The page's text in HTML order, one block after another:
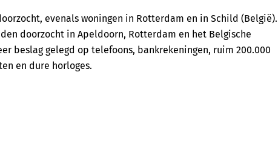
evenals woningen in Rotterdam en in Schild (België).
doorzocht in Apeldoorn, Rotterdam en het Belgische
beslag gelegd op telefoons, bankrekeningen, ruim 200.000
en dure horloges.